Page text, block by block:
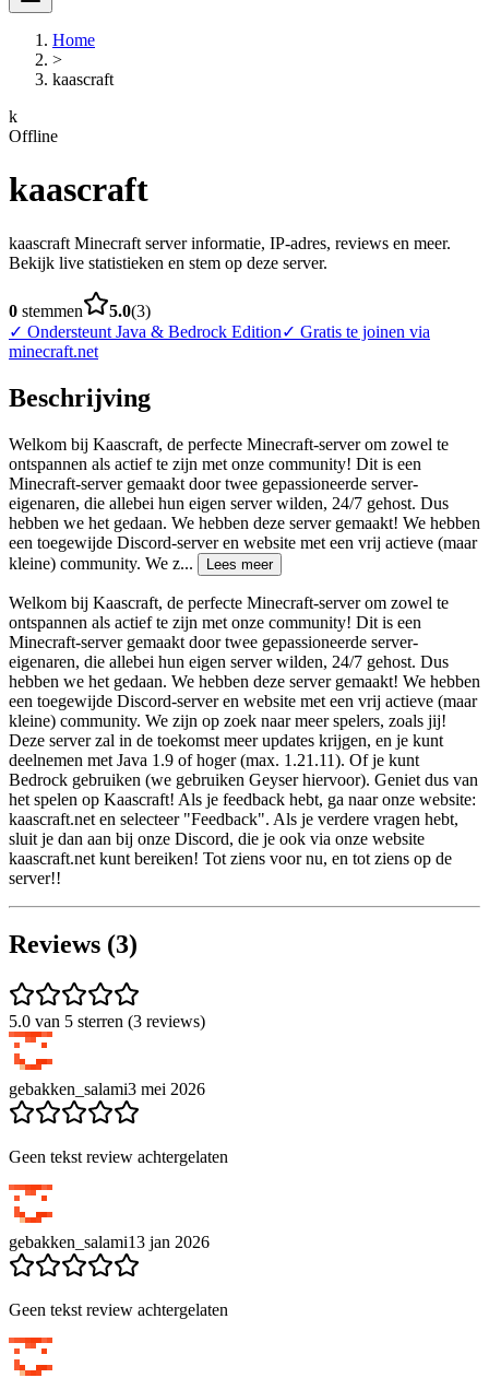
Home
>
kaascraft
k
Offline
kaascraft
kaascraft Minecraft server informatie, IP-adres, reviews en meer.
Bekijk live statistieken en stem op deze server.
0 stemmen 5.0(3)
✓ Ondersteunt Java & Bedrock Edition✓ Gratis te joinen via
minecraft.net
Beschrijving
Welkom bij Kaascraft, de perfecte Minecraft-server om zowel te
ontspannen als actief te zijn met onze community! Dit is een
Minecraft-server gemaakt door twee gepassioneerde server-
eigenaren, die allebei hun eigen server wilden, 24/7 gehost. Dus
hebben we het gedaan. We hebben deze server gemaakt! We hebben
een toegewijde Discord-server en website met een vrij actieve (maar
kleine) community. We z... Lees meer
Welkom bij Kaascraft, de perfecte Minecraft-server om zowel te
ontspannen als actief te zijn met onze community! Dit is een
Minecraft-server gemaakt door twee gepassioneerde server-
eigenaren, die allebei hun eigen server wilden, 24/7 gehost. Dus
hebben we het gedaan. We hebben deze server gemaakt! We hebben
een toegewijde Discord-server en website met een vrij actieve (maar
kleine) community. We zijn op zoek naar meer spelers, zoals jij!
Deze server zal in de toekomst meer updates krijgen, en je kunt
deelnemen met Java 1.9 of hoger (max. 1.21.11). Of je kunt
Bedrock gebruiken (we gebruiken Geyser hiervoor). Geniet dus van
het spelen op Kaascraft! Als je feedback hebt, ga naar onze website:
kaascraft.net en selecteer "Feedback". Als je verdere vragen hebt,
sluit je dan aan bij onze Discord, die je ook via onze website
kaascraft.net kunt bereiken! Tot ziens voor nu, en tot ziens op de
server!!
Reviews (3)
5.0 van 5 sterren (3 reviews)
gebakken_salami3 mei 2026
Geen tekst review achtergelaten
gebakken_salami13 jan 2026
Geen tekst review achtergelaten